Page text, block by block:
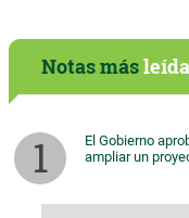
Notas más
El Gobierno
ampliar un